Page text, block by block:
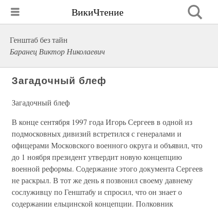
ВикиЧтение
Генштаб без тайн
Баранец Виктор Николаевич
Загадочный блеф
Загадочный блеф
В конце сентября 1997 года Игорь Сергеев в одной из
подмосковных дивизий встретился с генералами и
офицерами Московского военного округа и объявил, что
до 1 ноября президент утвердит новую концепцию
военной реформы. Содержание этого документа Сергеев
не раскрыл. В тот же день я позвонил своему давнему
сослуживцу по Генштабу и спросил, что он знает о
содержании ельцинской концепции. Полковник